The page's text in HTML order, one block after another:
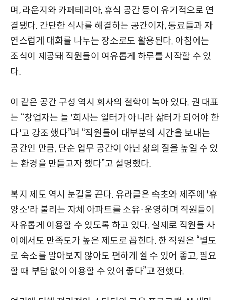
며, 라운지와 카페테리아, 휴식 공간 등이 유기적으로 연
결됐다. 간단한 식사를 해결하는 공간이자, 동료들과 자
연스럽게 대화를 나누는 장소로도 활용된다. 아침에는
조식이 제공돼 직원들이 여유롭게 하루를 시작할 수 있
다.
이 같은 공간 구성 역시 회사의 철학이 녹아 있다. 권 대표
는 “창업자는 늘 '회사는 일터가 아니라 삶터가 되어야 한
다'고 강조 했다”며 “직원들이 대부분의 시간을 보내는
공간인 만큼, 단순 업무 공간이 아닌 삶의 질을 높일 수 있
는 환경을 만들고자 했다”고 설명했다.
복지 제도 역시 눈길을 끈다. 유라클은 속초와 제주에 '휴
양소'라 불리는 자체 아파트를 소유·운영하며 직원들이
자유롭게 이용할 수 있도록 하고 있다. 실제로 직원들 사
이에서도 만족도가 높은 제도로 꼽힌다. 한 직원은 “별도
로 숙소를 알아보지 않아도 편하게 쉴 수 있어 좋고, 필요
할 때 부담 없이 이용할 수 있어 좋다”고 전했다.